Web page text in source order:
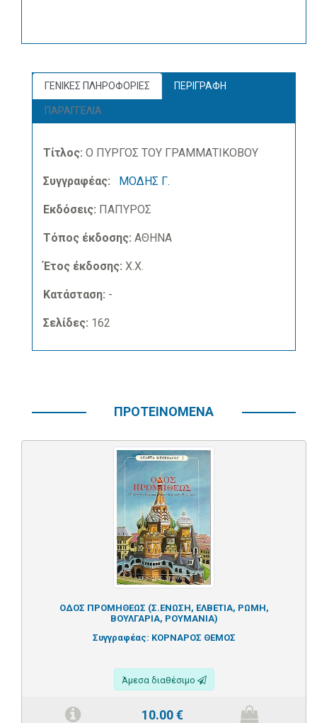
ΓΕΝΙΚΕΣ ΠΛΗΡΟΦΟΡΙΕΣ ΠΕΡΙΓΡΑΦΗ
ΠΑΡΑΓΓΕΛΙΑ
Τίτλος: Ο ΠΥΡΓΟΣ ΤΟΥ ΓΡΑΜΜΑΤΙΚΟΒΟΥ
Συγγραφέας: ΜΟΔΗΣ Γ.
Εκδόσεις: ΠΑΠΥΡΟΣ
Τόπος έκδοσης: ΑΘΗΝΑ
Έτος έκδοσης: Χ.Χ.
Κατάσταση: -
Σελίδες: 162
ΠΡΟΤΕΙΝΟΜΕΝΑ
ΟΔΟΣ ΠΡΟΜΗΘΕΩΣ (Σ.ΕΝΩΣΗ, ΕΛΒΕΤΙΑ, ΡΩΜΗ,
ΒΟΥΛΓΑΡΙΑ, ΡΟΥΜΑΝΙΑ)
Συγγραφέας: ΚΟΡΝΑΡΟΣ ΘΕΜΟΣ
Άμεσα διαθέσιμο
10.00€